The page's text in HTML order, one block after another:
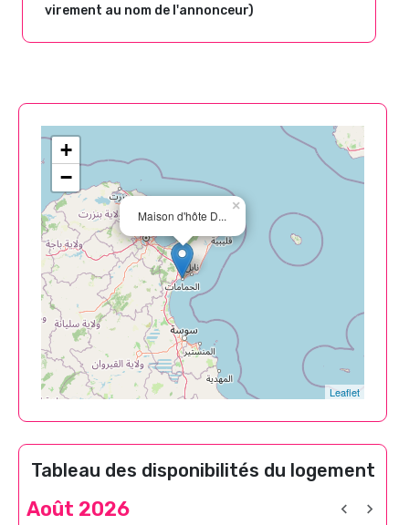
virement au nom de l'annonceur)
Maison d'hôte D...
×
+
−
Leaflet
Tableau des disponibilités du logement
Août 2026